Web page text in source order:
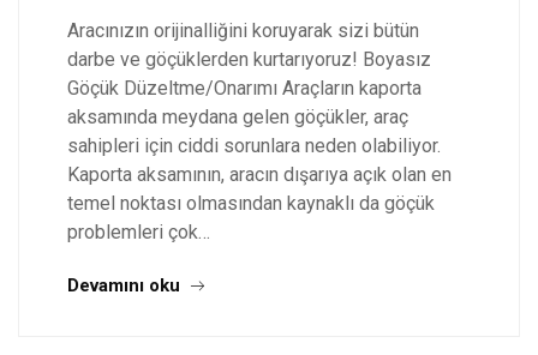
Aracınızın orijinalliğini koruyarak sizi bütün
darbe ve göçüklerden kurtarıyoruz! Boyasız
Göçük Düzeltme/Onarımı Araçların kaporta
aksamında meydana gelen göçükler, araç
sahipleri için ciddi sorunlara neden olabiliyor.
Kaporta aksamının, aracın dışarıya açık olan en
temel noktası olmasından kaynaklı da göçük
problemleri çok…
Devamını oku